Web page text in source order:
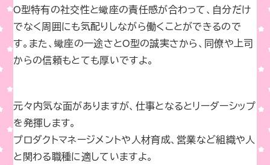
O型特有の社交性と蠍座の責任感が合わって、自分だけ
でなく周囲にも気配りしながら働くことができるので
す。また、蠍座の一途さとO型の誠実さから、同僚や上司
からの信頼もとても厚いですよ。
元々内気な面がありますが、仕事となるとリーダーシップ
を発揮します。
プロダクトマネージメントや人材育成、営業など組織や人
と関わる職種に適していますよ。